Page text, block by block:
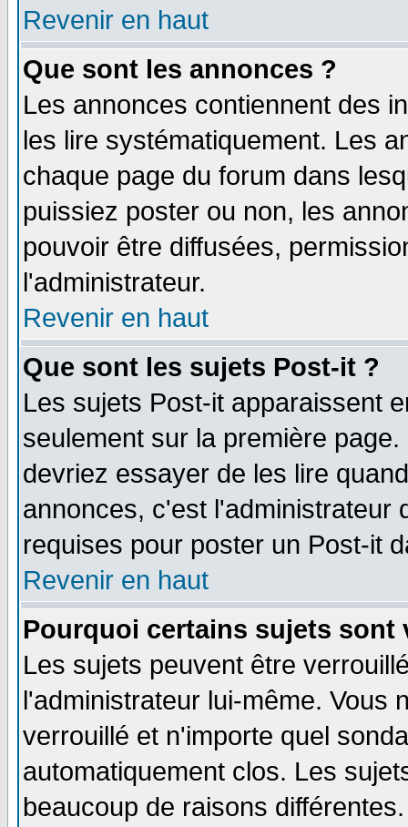
Revenir en haut
Que sont les annonces ?
Les annonces contiennent des
les lire systématiquement. Les
chaque page du forum dans
puissiez poster ou non, les
pouvoir être diffusées,
l'administrateur.
Revenir en haut
Que sont les sujets Post-it ?
Les sujets Post-it apparaissent
seulement sur la première
devriez essayer de les lire
annonces, c'est l'administrateur
requises pour poster un Post-it
Revenir en haut
Pourquoi certains sujets sont
Les sujets peuvent être
l'administrateur lui-même. Vous
verrouillé et n'importe quel
automatiquement clos. Les
beaucoup de raisons différentes.